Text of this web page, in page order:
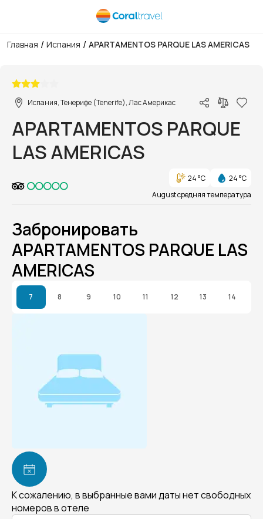
Главная / Испания / APARTAMENTOS PARQUE LAS AMERICAS
Испания, Тенерифе (Tenerife), Лас Америкас
APARTAMENTOS PARQUE
LAS AMERICAS
24 °C
24 °C
August средняя температура
Забронировать
APARTAMENTOS PARQUE LAS
AMERICAS
7 8 9 10 11 12 13 14
К сожалению, в выбранные вами даты нет свободных
номеров в отеле